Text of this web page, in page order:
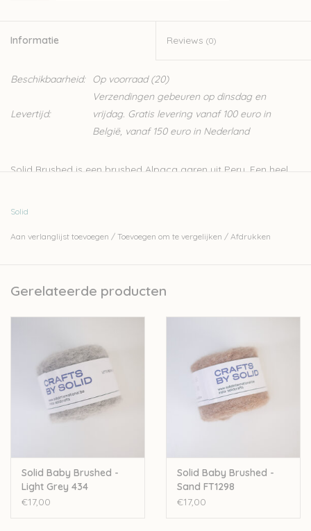
Informatie Reviews (0)
Beschikbaarheid: Op voorraad(20)
Levertijd:
Verzendingen gebeuren op dinsdag en
vrijdag. Gratis levering vanaf 100 euro in
België, vanaf 150 euro in Nederland
Solid Brushed is een brushed Alpaca garen uit Peru. Een heel
toch warm breiwerk. Baby alpaca is van het allerzachtste
- 100gr- 400m
- Handwas
Solid
Aan verlanglijst toevoegen / Toevoegen om te vergelijken / Afdrukken
Gerelateerde producten
Solid Baby Brushed -
Light Grey 434
€17,00
Solid Baby Brushed -
Sand FT1298
€17,00